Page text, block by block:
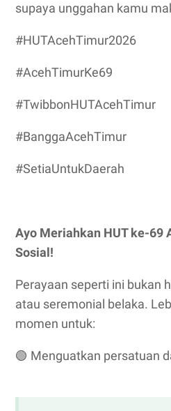
supaya unggahan kamu
#HUTAcehTimur2026
#AcehTimurKe69
#TwibbonHUTAcehTimur
#BanggaAcehTimur
#SetiaUntukDaerah
Ayo Meriahkan HUT ke-69
Sosial!
Perayaan seperti ini bukan
atau seremonial belaka.
momen untuk:
🟢 Menguatkan persatuan